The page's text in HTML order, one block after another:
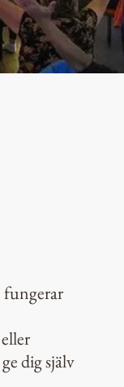
fungerar
dig själv